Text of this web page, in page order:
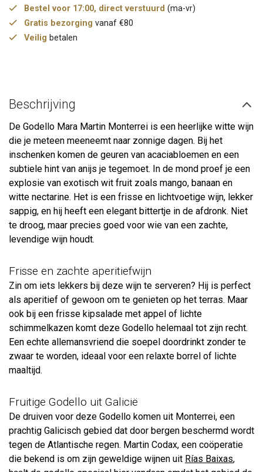
Bestel voor 17:00, direct verstuurd (ma-vr)
Gratis bezorging vanaf €80
Veilig betalen
Beschrijving
De Godello Mara Martin Monterrei is een heerlijke witte wijn
die je meteen meeneemt naar zonnige dagen. Bij het
inschenken komen de geuren van acaciabloemen en een
subtiele hint van anijs je tegemoet. In de mond proef je een
explosie van exotisch wit fruit zoals mango, banaan en
witte nectarine. Het is een frisse en lichtvoetige wijn, lekker
sappig, en hij heeft een elegant bittertje in de afdronk. Niet
te droog, maar precies goed voor wie van een zachte,
levendige wijn houdt.
Frisse en zachte aperitiefwijn
Zin om iets lekkers bij deze wijn te serveren? Hij is perfect
als aperitief of gewoon om te genieten op het terras. Maar
ook bij een frisse kipsalade met appel of lichte
schimmelkazen komt deze Godello helemaal tot zijn recht.
Een echte allemansvriend die soepel doordrinkt zonder te
zwaar te worden, ideaal voor een relaxte borrel of lichte
maaltijd.
Fruitige Godello uit Galicië
De druiven voor deze Godello komen uit Monterrei, een
prachtig Galicisch gebied dat door bergen beschermd wordt
tegen de Atlantische regen. Martin Codax, een coöperatie
die bekend is om zijn geweldige wijnen uit Rías Baixas,